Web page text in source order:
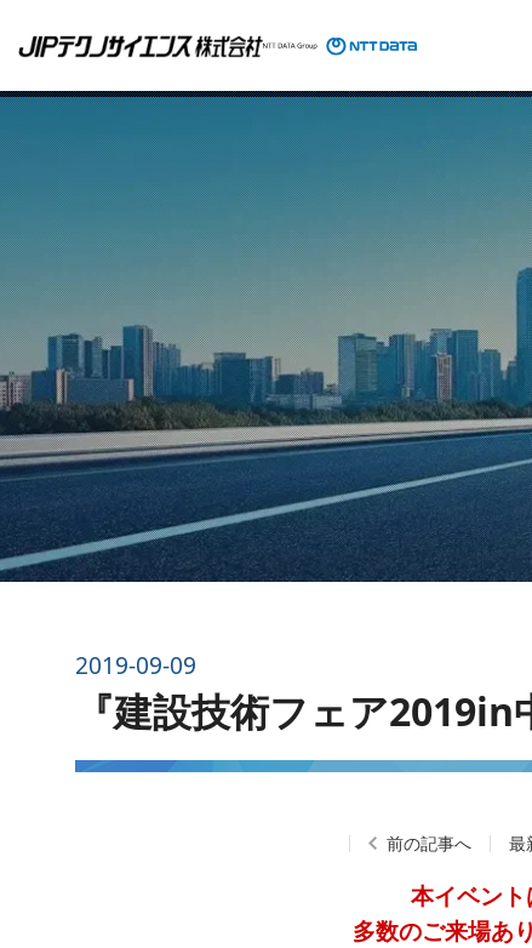
2019-09-09
『建設技術フェア
前の記事へ 最
本イベント
多数のご来場あ